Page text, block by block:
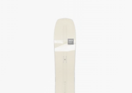
Taille en stock
155